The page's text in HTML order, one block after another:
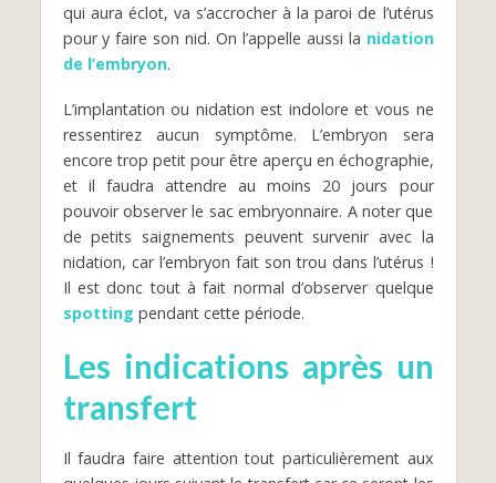
qui aura éclot, va s’accrocher à la paroi de l’utérus
pour y faire son nid. On l’appelle aussi la nidation
de l’embryon.
L’implantation ou nidation est indolore et vous ne
ressentirez aucun symptôme. L’embryon sera
encore trop petit pour être aperçu en échographie,
et il faudra attendre au moins 20 jours pour
pouvoir observer le sac embryonnaire. A noter que
de petits saignements peuvent survenir avec la
nidation, car l’embryon fait son trou dans l’utérus !
Il est donc tout à fait normal d’observer quelque
spotting pendant cette période.
Les indications après un
transfert
Il faudra faire attention tout particulièrement aux